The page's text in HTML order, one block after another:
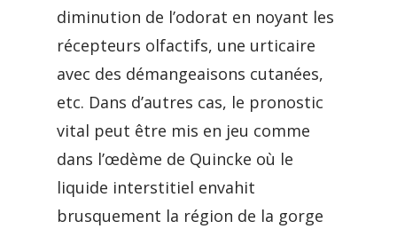
diminution de l’odorat en noyant les
récepteurs olfactifs, une urticaire
avec des démangeaisons cutanées,
etc. Dans d’autres cas, le pronostic
vital peut être mis en jeu comme
dans l’œdème de Quincke où le
liquide interstitiel envahit
brusquement la région de la gorge